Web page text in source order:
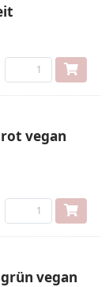
vegan
vegan